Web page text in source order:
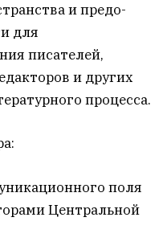
и предо-
для
писателей,
и других
процесса.
поля
Центральной